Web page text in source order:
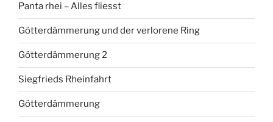
Panta rhei – Alles fliesst
Götterdämmerung und der verlorene Ring
Götterdämmerung 2
Siegfrieds Rheinfahrt
Götterdämmerung